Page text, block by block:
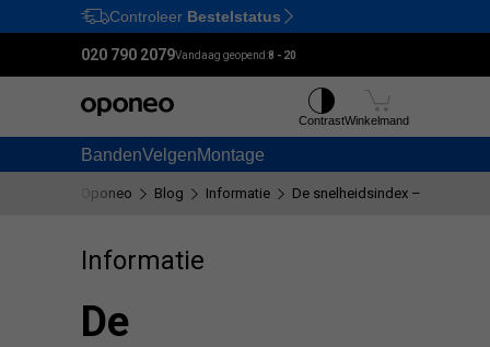
Ctrl M
Controleer Bestelstatus
020 790 2079Vandaag geopend:8 - 20
BandenVelgenMontage
ContrastWinkelmand
Oponeo Blog Informatie De snelheidsindex – wat is
Informatie
De